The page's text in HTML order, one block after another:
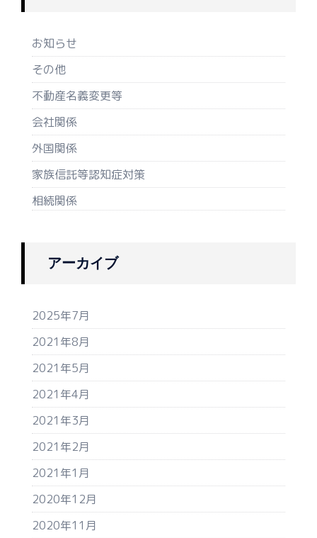
お知らせ
その他
不動産名義変更等
会社関係
外国関係
家族信託等認知症対策
相続関係
アーカイブ
2025年7月
2021年8月
2021年5月
2021年4月
2021年3月
2021年2月
2021年1月
2020年12月
2020年11月